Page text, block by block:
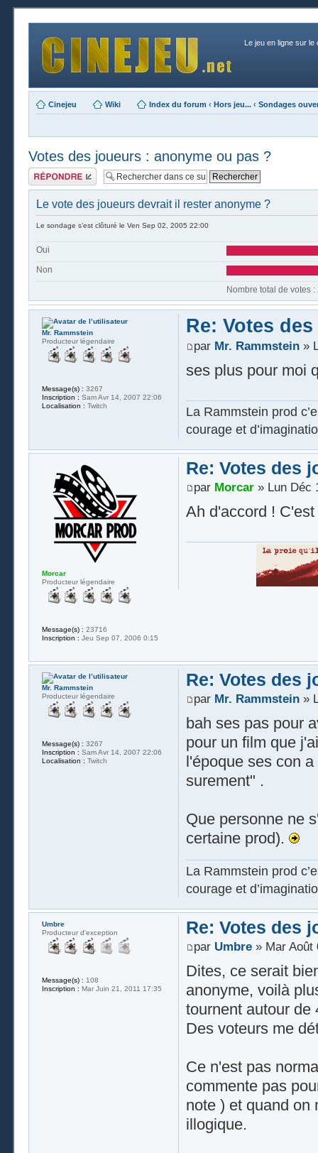
Le jeu en ligne sur le
Cinejeu Wiki Index du forum ‹ Hors jeu... ‹ Sondages
Votes des joueurs : anonyme ou pas ?
Publier une
réponse
Le vote des joueurs devrait il rester anonyme ?
Le sondage s’est clôturé le Ven Sep 02, 2005 22:00
Oui
Non
Re: Votes
par Mr. Rammstein»
ses plus pour moi
La Rammstein prod
courage et
Mr. Rammstein
Producteur légendaire
Message(s) : 3267
Inscription : Sam Avr 14, 2007 22:06
Localisation : Twitch
Re: Votes des
par Morcar» Lun Déc
Ah d'accord !
Morcar
Producteur légendaire
Message(s) : 23716
Inscription : Jeu Sep 07, 2006 0:15
Re: Votes des
par Mr. Rammstein»
bah ses pas pour
pour un film que
l'époque ses con
surement" .
Que personne ne
certaine prod).
La Rammstein prod
courage et
Mr. Rammstein
Producteur légendaire
Message(s) : 3267
Inscription : Sam Avr 14, 2007 22:06
Localisation : Twitch
Re: Votes des
par Umbre» Mar Août
Dites, ce serait
anonyme, voilà
tournent autour de
Des voteurs me
Ce n'est pas
commente pas
note ) et quand on
illogique.
Umbre
Producteur d'exception
Message(s) : 108
Inscription : Mar Juin 21, 2011 17:35